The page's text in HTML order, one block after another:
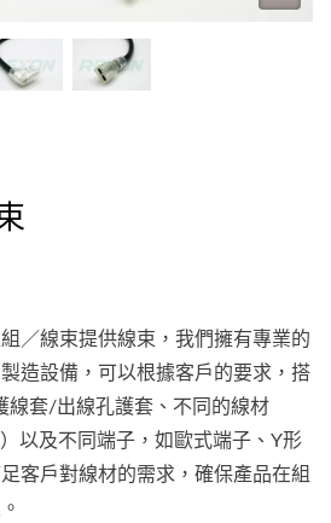
／線束提供線束，我們擁有專業的
造設備，可以根據客戶的要求，搭
線套/出線孔護套、不同的線材
以及不同端子，如歐式端子、Y形
客戶對線材的需求，確保產品在組